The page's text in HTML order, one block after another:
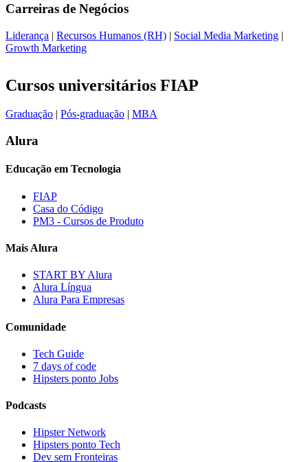
Carreiras de Negócios
Liderança | Recursos Humanos (RH) | Social Media Marketing |
Growth Marketing
Cursos universitários FIAP
Graduação Pós-graduação MBA
Alura
Educação em Tecnologia
FIAP
Casa do Código
PM3 - Cursos de Produto
Mais Alura
START BY Alura
Alura Língua
Alura Para Empresas
Comunidade
Tech Guide
7 days of code
Hipsters ponto Jobs
Podcasts
Hipster Network
Hipsters ponto Tech
Dev sem Fronteiras